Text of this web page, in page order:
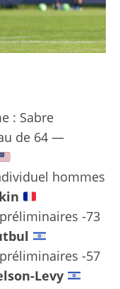
: Sabre
de 64 —
hommes
-73
-57
Levy